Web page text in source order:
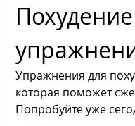
Упражнения для
которая поможет
Попробуйте уже